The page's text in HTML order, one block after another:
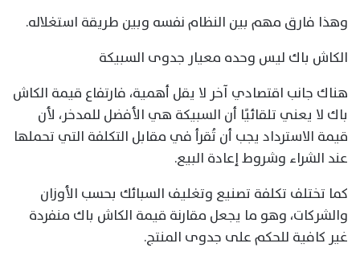
وهذا فارق مهم بين النظام نفسه وبين طريقة استغلاله.
الكاش باك ليس وحده معيار جدوى السبيكة
هناك جانب اقتصادي آخر لا يقل أهمية، فارتفاع قيمة الكاش
باك لا يعني تلقائيًا أن السبيكة هي الأفضل للمدخر، لأن
قيمة الاسترداد يجب أن تُقرأ في مقابل التكلفة التي تحملها
عند الشراء وشروط إعادة البيع.
كما تختلف تكلفة تصنيع وتغليف السبائك بحسب الأوزان
والشركات، وهو ما يجعل مقارنة قيمة الكاش باك منفردة
غير كافية للحكم على جدوى المنتج.